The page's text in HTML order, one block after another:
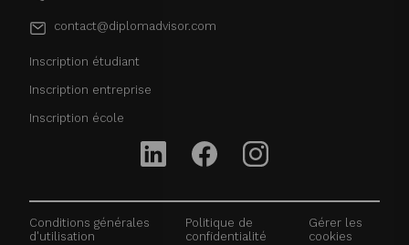
contact@diplomadvisor.com
Inscription étudiant
Inscription entreprise
Inscription école
Conditions générales
d'utilisation
Politique de
confidentialité
Gérer les
cookies